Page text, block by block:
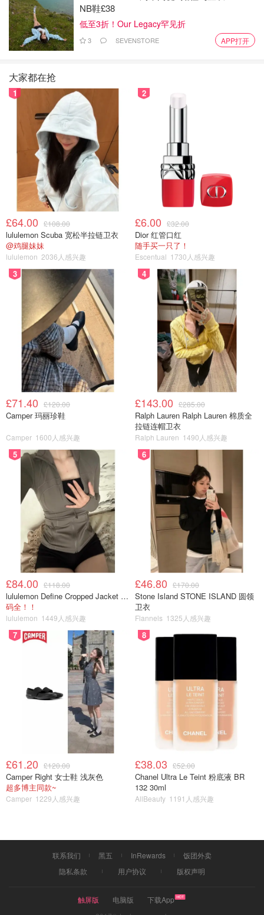
NB鞋£38
低至3折！Our Legacy罕见折
3 SEVENSTORE APP打开
大家都在抢
1
£64.00 £108.00
lululemon Scuba 宽松半拉链卫衣
@鸡腿妹妹
lululemon 2036人感兴趣
2
£6.00 £32.00
Dior 红管口红
随手买一只了！
Escentual 1730人感兴趣
3
£71.40 £120.00
Camper 玛丽珍鞋
Camper 1600人感兴趣
4
£143.00 £285.00
Ralph Lauren Ralph Lauren 棉质全
拉链连帽卫衣
Ralph Lauren 1490人感兴趣
5
£84.00 £118.00
lululemon Define Cropped Jacket Nulu 短款夹克
码全！！
lululemon 1449人感兴趣
6
£46.80 £170.00
Stone Island STONE ISLAND 圆领
卫衣
Flannels 1325人感兴趣
7
£61.20 £120.00
Camper Right 女士鞋 浅灰色
超多博主同款~
Camper 1229人感兴趣
8
£38.03 £52.00
Chanel Ultra Le Teint 粉底液 BR
132 30ml
AllBeauty 1191人感兴趣
联系我们 黑五 InRewards
饭团外卖
隐私条款
用户协议 版权声明
触屏版 电脑版
下载App